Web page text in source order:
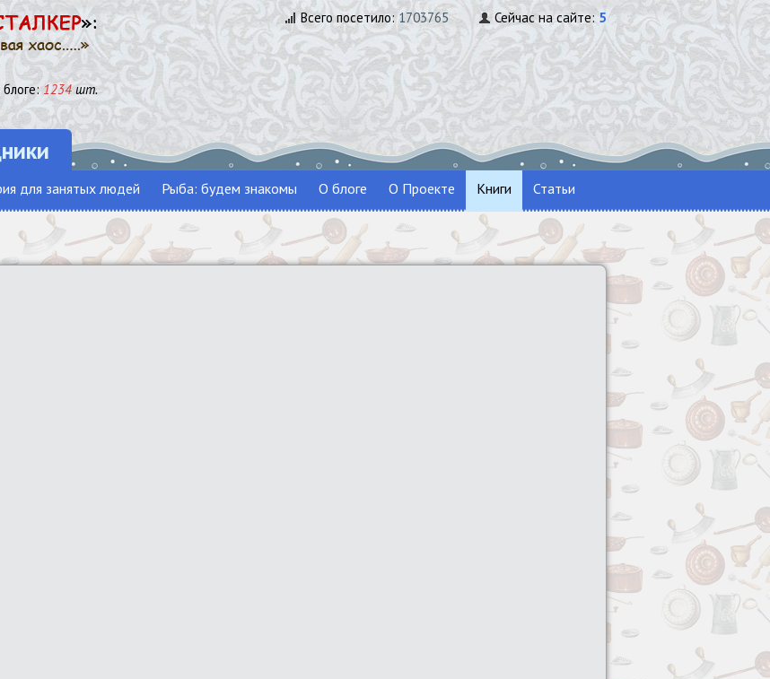
1234 шт.
Всего посетило: 1703765 Сейчас на сайте: 5
для занятых людей Рыба: будем знакомы О блоге О Проекте Книги Статьи